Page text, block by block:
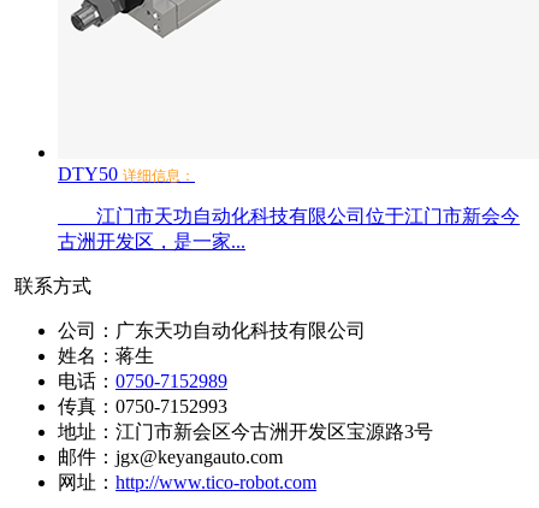
DTY50 详细信息：
江门市天功自动化科技有限公司位于江门市新会今
古洲开发区，是一家...
联系方式
公司：广东天功自动化科技有限公司
姓名：蒋生
电话： 0750-7152989
传真：0750-7152993
地址：江门市新会区今古洲开发区宝源路3号
邮件：jgx@keyangauto.com
网址： http://www.tico-robot.com